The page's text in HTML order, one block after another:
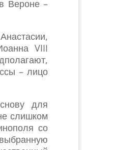
Вероне –
VIII
– лицо
для
слишком
со